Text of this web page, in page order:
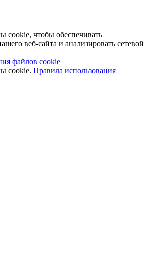
cookie, чтобы обеспечивать
веб-сайта и анализировать сетевой
файлов cookie
cookie. Правила использования